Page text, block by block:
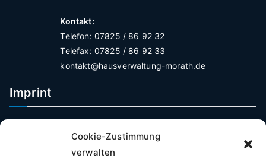
Cookie-Zustimmung
verwalten
Kontakt:
Telefon: 07825 / 86 92 32
Telefax: 07825 / 86 92 33
kontakt@hausverwaltung-morath.de
Imprint
Datenschutzerklärung
Verbraucherschutz Widerrufsrecht